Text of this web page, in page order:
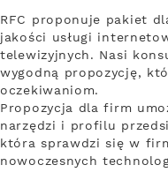
RFC proponuje pakiet
jakości usługi
telewizyjnych. Nasi
wygodną propozycję,
oczekiwaniom.
Propozycja dla firm
narzędzi i profilu
która sprawdzi się w
nowoczesnych